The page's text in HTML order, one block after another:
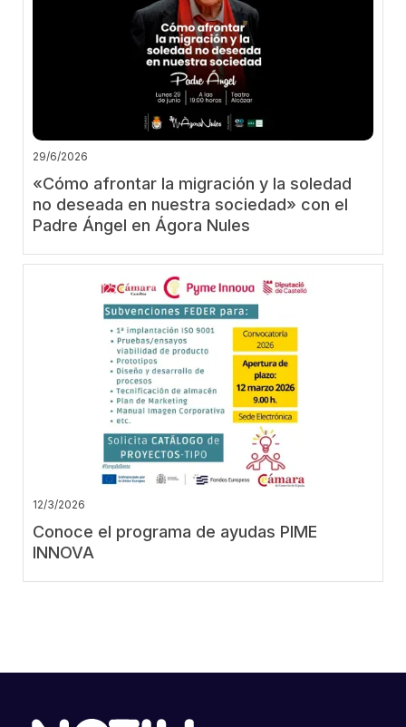
29/6/2026
«Cómo afrontar la migración y la soledad
no deseada en nuestra sociedad» con el
Padre Ángel en Ágora Nules
12/3/2026
Conoce el programa de ayudas PIME
INNOVA